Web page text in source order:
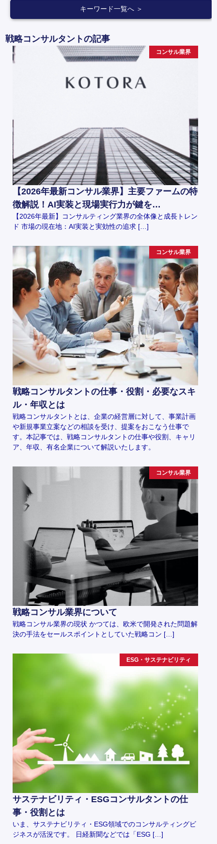
キーワード一覧へ ＞
戦略コンサルタントの記事
コンサル業界
【2026年最新コンサル業界】主要ファームの特
徴解説！AI実装と現場実行力が鍵を…
【2026年最新】コンサルティング業界の全体像と成長トレン
ド 市場の現在地：AI実装と実効性の追求 […]
コンサル業界
戦略コンサルタントの仕事・役割・必要なスキ
ル・年収とは
戦略コンサルタントとは、企業の経営層に対して、事業計画
や新規事業立案などの相談を受け、提案をおこなう仕事で
す。本記事では、戦略コンサルタントの仕事や役割、キャリ
ア、年収、有名企業について解説いたします。
コンサル業界
戦略コンサル業界について
戦略コンサル業界の現状 かつては、欧米で開発された問題解
決の手法をセールスポイントとしていた戦略コン […]
ESG・サステナビリティ
サステナビリティ・ESGコンサルタントの仕
事・役割とは
いま、サステナビリティ・ESG領域でのコンサルティングビ
ジネスが活況です。 日経新聞などでは「ESG […]